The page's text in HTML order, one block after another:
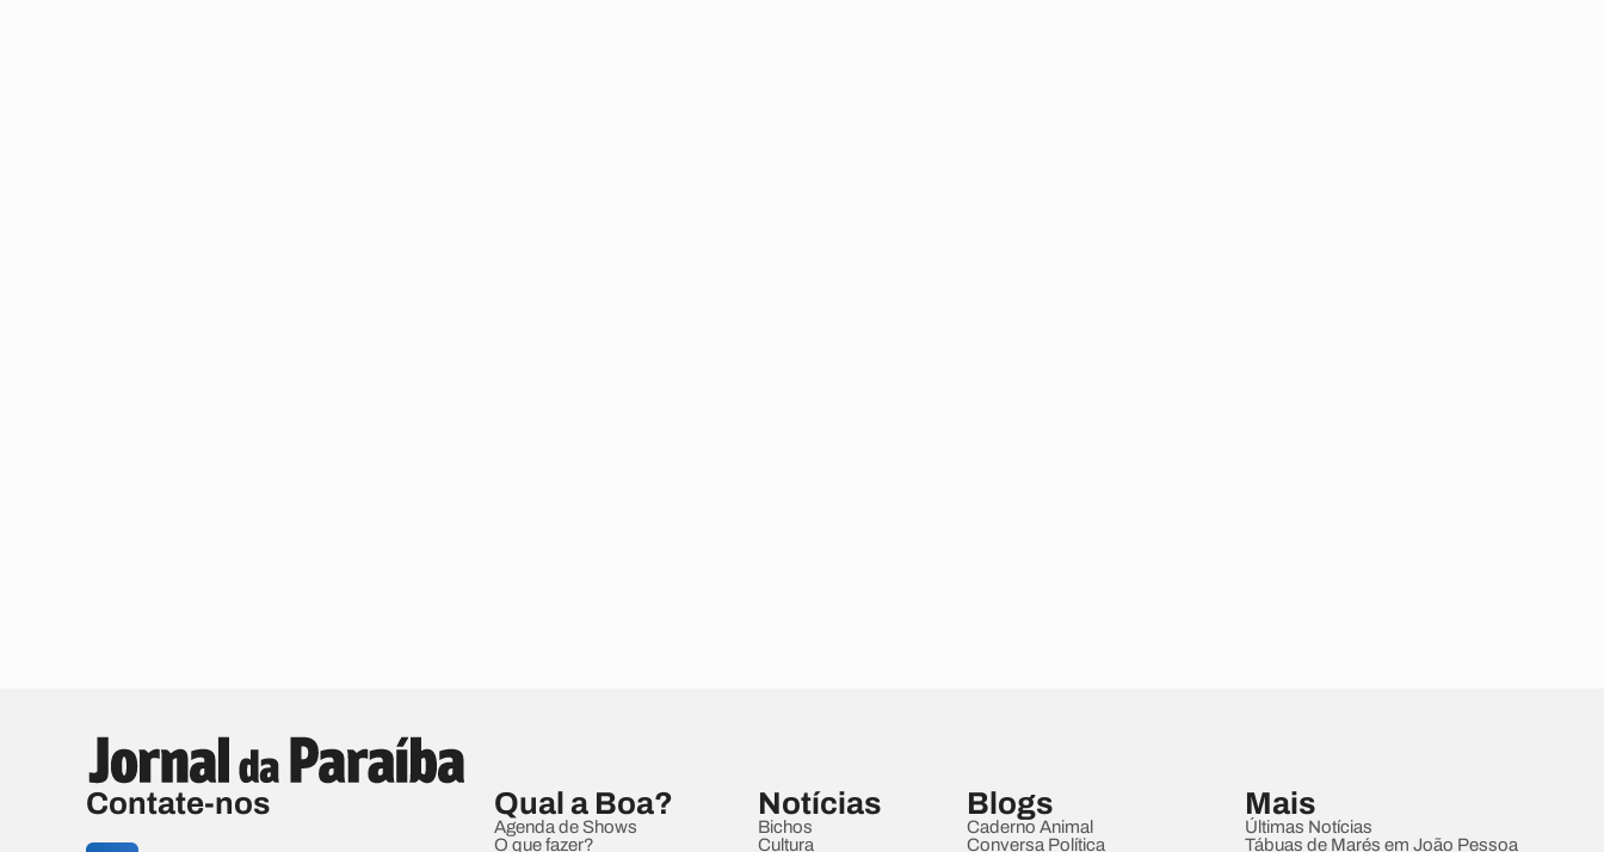
Contate-nos Qual a Boa?
Agenda de Shows
O que fazer?
Notícias
Bichos
Cultura
Blogs
Caderno Animal
Conversa Política
Mais
Últimas Notícias
Tábuas de Marés em João Pessoa